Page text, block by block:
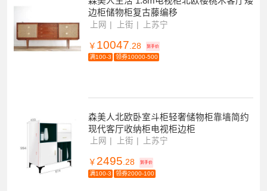
边柜储物柜复古藤编移
上网 上街 上苏宁
￥ 10047 .28 到手价
满100-3 领券10000-500
森美人北欧卧室斗柜轻奢储物柜靠墙简约
现代客厅收纳柜电视柜边柜
上网 上街 上苏宁
￥ 2495.28 到手价
满100-3 领券2000-100